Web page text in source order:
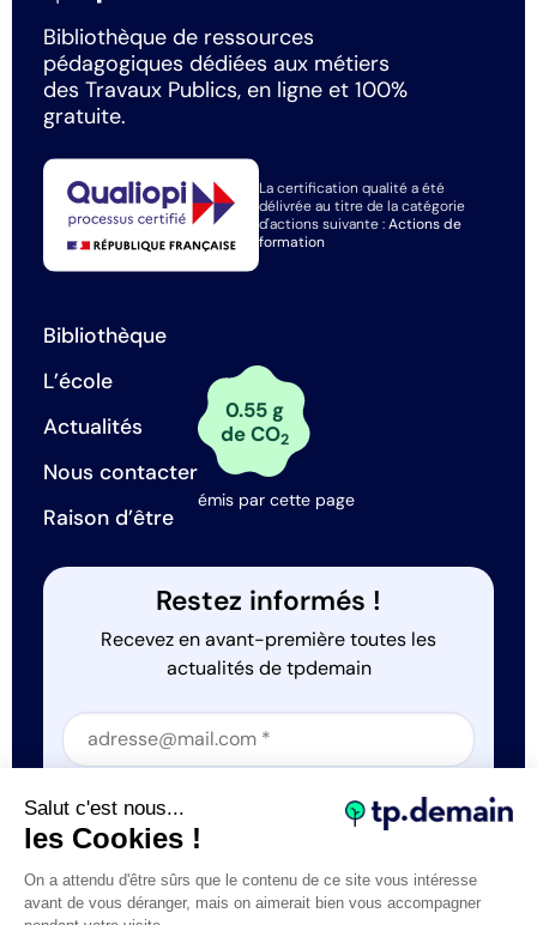
Bibliothèque de ressources
pédagogiques dédiées aux métiers
des Travaux Publics, en ligne et 100%
gratuite.
La certification qualité a été
délivrée au titre de la catégorie
d'actions suivante :Actions de
formation
Bibliothèque
L’école
Actualités
Nous contacter
Raison d’être
0.55 g
de CO2
émis par cette page
Restez informés !
Recevez en avant-première toutes les
actualités de tpdemain
Section
Section
J'accepte que tp.demain utilise mes informations
Salut c'est nous...
les Cookies !
On a attendu d'être sûrs que le contenu de ce site vous intéresse
avant de vous déranger, mais on aimerait bien vous accompagner